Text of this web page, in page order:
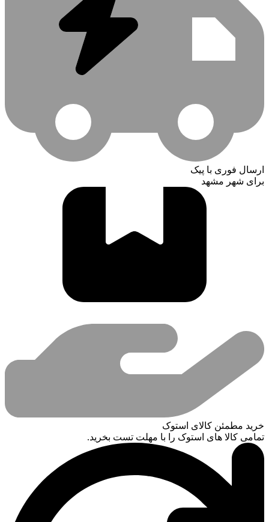
ارسال فوری با پیک
برای شهر مشهد
خرید مطمئن کالای استوک
تمامی کالا های استوک را با مهلت تست بخرید.